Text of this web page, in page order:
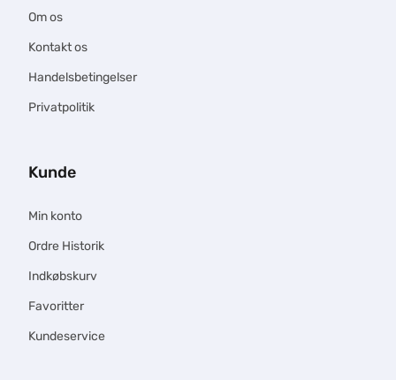
Om os
Kontakt os
Handelsbetingelser
Privatpolitik
Kunde
Min konto
Ordre Historik
Indkøbskurv
Favoritter
Kundeservice